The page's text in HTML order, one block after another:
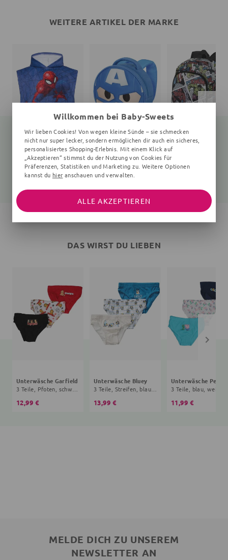
WEITERE ARTIKEL DER MARKE
Badeponcho Spiderman
100x50 cm, 1-4 Jahre, blau
18,45 € 19,99 €
Rucksack
uni
21,10 € 27,99 €
Rucksack
uni
DAS WIRST DU LIEBEN
Unterwäsche Garfield
3 Teile, Pfoten, schwarz, weiß
12,99 €
Unterwäsche Bluey
3 Teile, Streifen, blau, weiß
13,99 €
3 Teile, blau, weiß
11,99 €
MELDE DICH ZU UNSEREM
NEWSLETTER AN
Willkommen bei Baby-Sweets
Wir lieben Cookies! Von wegen kleine Sünde – sie schmecken
nicht nur super lecker, sondern ermöglichen dir auch ein sicheres,
personalisiertes Shopping-Erlebnis. Mit einem Klick auf
„Akzeptieren“ stimmst du der Nutzung von Cookies für
Präferenzen, Statistiken und Marketing zu. Weitere Optionen
kannst du hier anschauen und verwalten.
ALLE AKZEPTIEREN